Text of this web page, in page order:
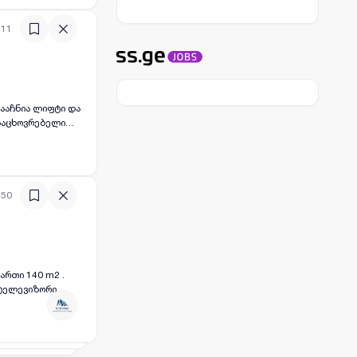
ლიფტი და
140 m2 .
წერტილი. (